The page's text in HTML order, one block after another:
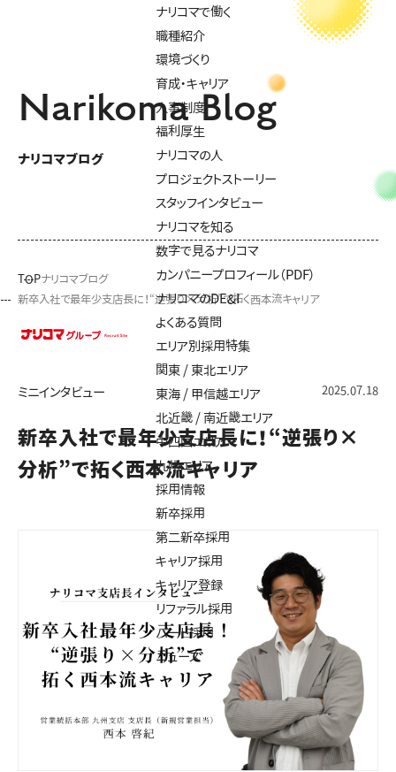
ナリコマで働く
職種紹介
環境づくり
育成・キャリア
人事制度
福利厚生
ナリコマの人
プロジェクトストーリー
スタッフインタビュー
ナリコマを知る
数字で見るナリコマ
カンパニープロフィール（PDF）
ナリコマのDE&I
よくある質問
エリア別採用特集
関東 / 東北エリア
東海 / 甲信越エリア
北近畿 / 南近畿エリア
中四国エリア
九州エリア
採用情報
新卒採用
第二新卒採用
キャリア採用
キャリア登録
リファラル採用
パート採用
ニュース
Narikoma Blog
ナリコマブログ
TOPナリコマブログ
新卒入社で最年少支店長に！“逆張り×分析”で拓く西本流キャリア
ミニインタビュー 2025.07.18
新卒入社で最年少支店長に！“逆張り×
分析”で拓く西本流キャリア